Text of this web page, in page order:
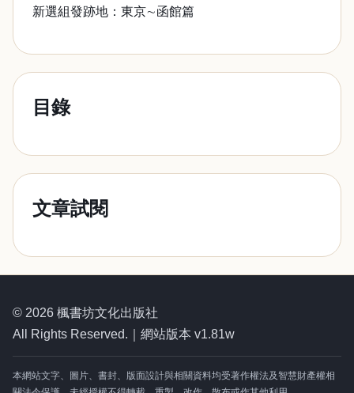
新選組發跡地：東京∼函館篇
目錄
文章試閱
© 2026 楓書坊文化出版社
All Rights Reserved.｜網站版本 v1.81w
本網站文字、圖片、書封、版面設計與相關資料均受著作權法及智慧財產權相